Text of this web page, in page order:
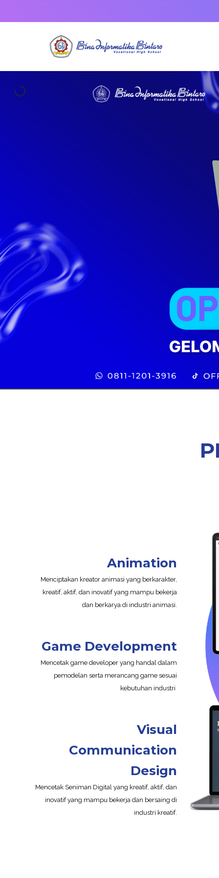
Animation
Menciptakan kreator animasi yang berkarakter,
kreatif, aktif, dan inovatif yang mampu bekerja
dan berkarya di industri animasi.
Game Development
Mencetak game developer yang handal dalam
pemodelan serta merancang game sesuai
kebutuhan industri
Visual
Communication
Design
Mencetak Seniman Digital yang kreatif, aktif, dan
inovatif yang mampu bekerja dan bersaing di
industri kreatif.